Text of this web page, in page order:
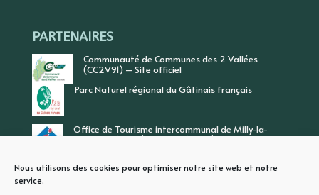
Nous utilisons des cookies pour optimiser notre site web et notre
service.
PARTENAIRES
Communauté de Communes des 2 Vallées
(CC2V91) – Site officiel
Parc Naturel régional du Gâtinais français
Office de Tourisme intercommunal de Milly-la-
Forêt, Vallée de l’Ecole, Vallée de l’Essonne